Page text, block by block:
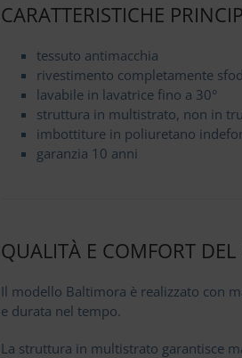
CARATTERISTICHE
tessuto antimacchia
rivestimento completamente
lavabile in lavatrice fino a 30°
struttura in multistrato, non in
imbottiture in poliuretano
garanzia 10 anni
QUALITÀ E COMFORT
Il modello Baltimora è realizzato con
e durata nel tempo.
La struttura in multistrato garantisce